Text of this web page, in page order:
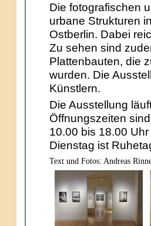
Die fotografischen
urbane Strukturen
Ostberlin. Dabei
Zu sehen sind
Plattenbauten, die
wurden. Die
Künstlern.
Die Ausstellung
Öffnungszeiten
10.00 bis 18.00
Dienstag ist
Text und Fotos: Andreas